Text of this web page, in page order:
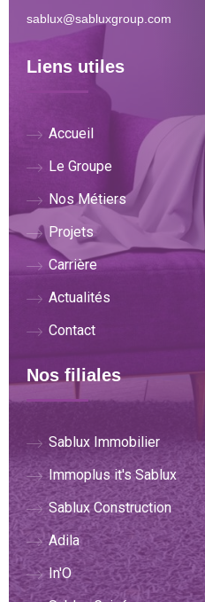
sablux@sabluxgroup.com
Liens utiles
Accueil
Le Groupe
Nos Métiers
Projets
Carrière
Actualités
Contact
Nos filiales
Sablux Immobilier
Immoplus it's Sablux
Sablux Construction
Adila
In'O